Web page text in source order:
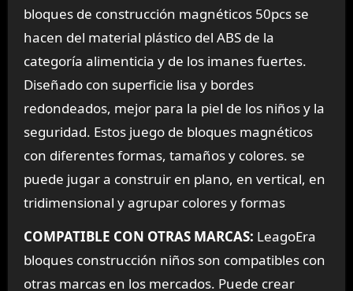
bloques de construcción magnéticos 50pcs se
hacen del material plástico del ABS de la
categoría alimenticia y de los imanes fuertes.
Diseñado con superficie lisa y bordes
redondeados, mejor para la piel de los niños y la
seguridad. Estos juego de bloques magnéticos
con diferentes formas, tamaños y colores. se
puede jugar a construir en plano, en vertical, en
tridimensional y agrupar colores y formas
COMPATIBLE CON OTRAS MARCAS: LeagoEra
bloques construcción niños son compatibles con
otras marcas en los mercados. Puede crear